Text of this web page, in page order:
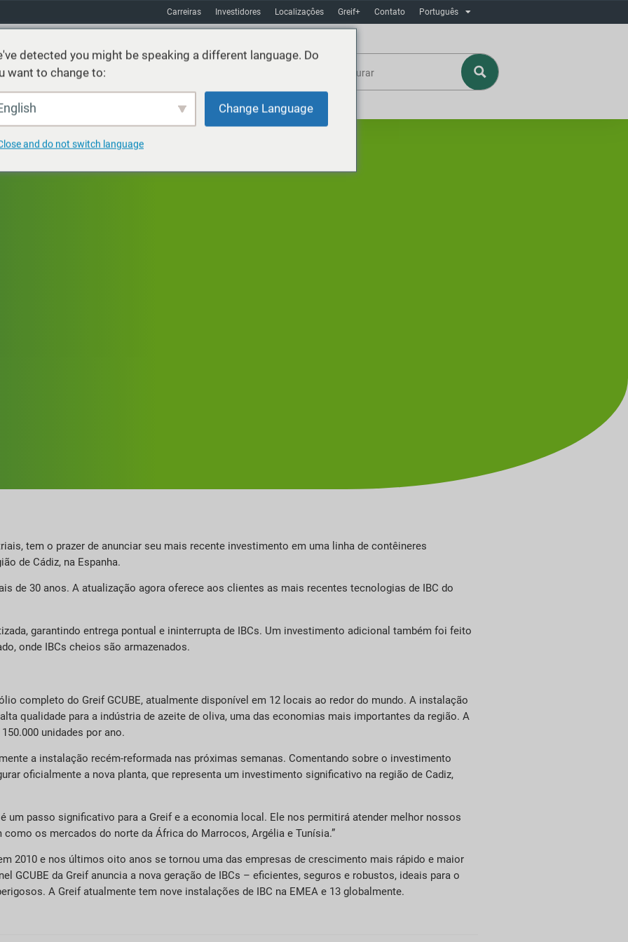
Carreiras Investidores Localizaçôes Greif+ Contato Português
Sustentabilidade
tem o prazer de anunciar seu mais recente investimento em uma linha de contêineres
de Cádiz, na Espanha.
de 30 anos. A atualização agora oferece aos clientes as mais recentes tecnologias de IBC do
garantindo entrega pontual e ininterrupta de IBCs. Um investimento adicional também foi feito
onde IBCs cheios são armazenados.
completo do Greif GCUBE, atualmente disponível em 12 locais ao redor do mundo. A instalação
qualidade para a indústria de azeite de oliva, uma das economias mais importantes da região. A
unidades por ano.
a instalação recém-reformada nas próximas semanas. Comentando sobre o investimento
oficialmente a nova planta, que representa um investimento significativo na região de Cadiz,
um passo significativo para a Greif e a economia local. Ele nos permitirá atender melhor nossos
os mercados do norte da África do Marrocos, Argélia e Tunísia.”
2010 e nos últimos oito anos se tornou uma das empresas de crescimento mais rápido e maior
GCUBE da Greif anuncia a nova geração de IBCs – eficientes, seguros e robustos, ideais para o
A Greif atualmente tem nove instalações de IBC na EMEA e 13 globalmente.
detected you might be speaking a different language. Do
want to change to:
Change Language
and do not switch language